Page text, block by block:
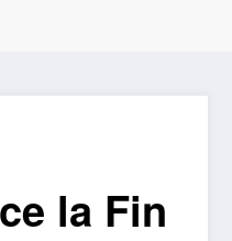
la Fin